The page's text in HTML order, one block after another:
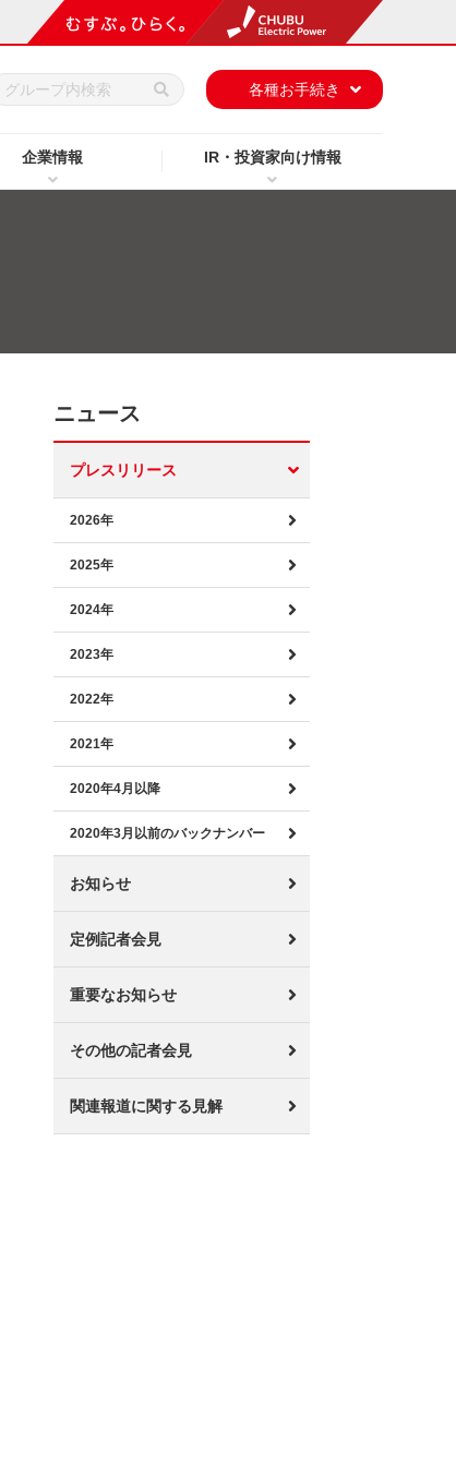
企業情報 IR・投資家向け情報
各種お手続き
ニュース
プレスリリース
2026年
2025年
2024年
2023年
2022年
2021年
2020年4月以降
2020年3月以前のバックナンバー
お知らせ
定例記者会見
重要なお知らせ
その他の記者会見
関連報道に関する見解